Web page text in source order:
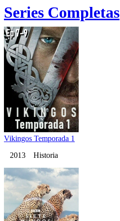
Series Completas
Vikingos Temporada 1
2013 Historia